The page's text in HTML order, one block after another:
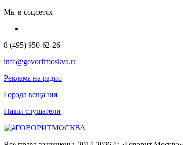
Мы в соцсетях
8 (495) 950-62-26
info@govoritmoskva.ru
Реклама на радио
Города вещания
Наши слушатели